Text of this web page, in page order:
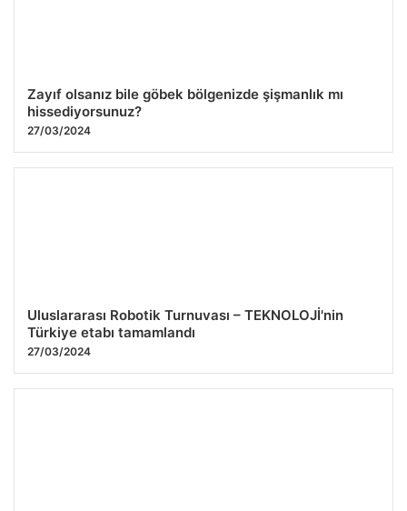
Zayıf olsanız bile göbek bölgenizde şişmanlık mı
hissediyorsunuz?
27/03/2024
Uluslararası Robotik Turnuvası – TEKNOLOJİ'nin
Türkiye etabı tamamlandı
27/03/2024